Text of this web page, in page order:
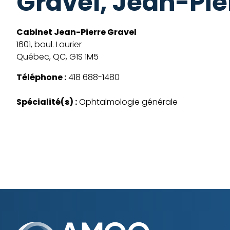
Cabinet Jean-Pierre Gravel
1601, boul. Laurier
Québec, QC, G1S 1M5
Téléphone :418 688-1480
Spécialité(s) :Ophtalmologie générale